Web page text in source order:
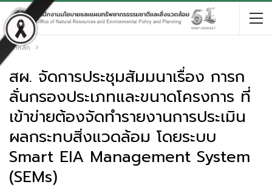
หน้าหลัก
สผ. จัดการประชุมสัมมนาเรื่อง การก
ลั่นกรองประเภทและขนาดโครงการ ที่
เข้าข่ายต้องจัดทำรายงานการประเมิน
ผลกระทบสิ่งแวดล้อม โดยระบบ
Smart EIA Management System
(SEMs)